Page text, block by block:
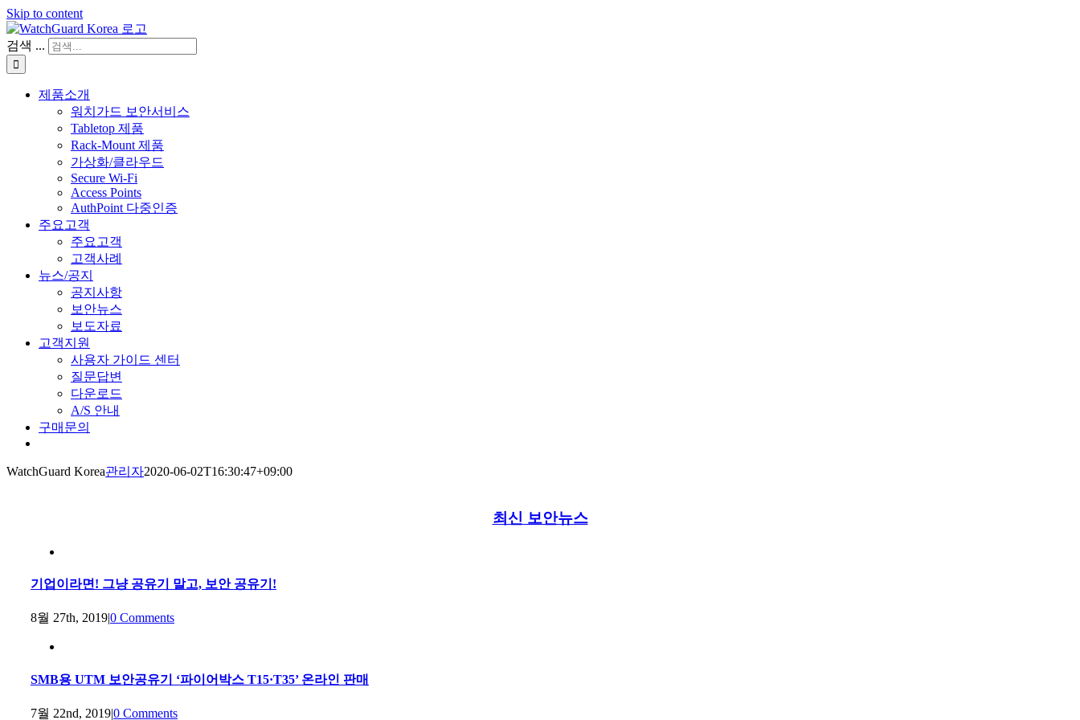
Skip to content
검색 ...
제품소개
워치가드 보안서비스
Tabletop 제품
Rack-Mount 제품
가상화/클라우드
Secure Wi-Fi
Access Points
AuthPoint 다중인증
주요고객
주요고객
고객사례
뉴스/공지
공지사항
보안뉴스
보도자료
고객지원
사용자 가이드 센터
질문답변
다운로드
A/S 안내
구매문의
WatchGuard Korea관리자2020-06-02T16:30:47+09:00
최신 보안뉴스
기업이라면! 그냥 공유기 말고, 보안 공유기!
8월 27th, 2019|0 Comments
SMB용 UTM 보안공유기 ‘파이어박스 T15·T35’ 온라인 판매
7월 22nd, 2019|0 Comments